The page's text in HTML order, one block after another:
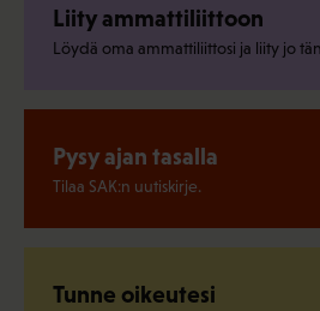
Liity ammattiliittoon
Löydä oma ammattiliittosi ja liity jo
Pysy ajan tasalla
Tilaa SAK:n uutiskirje.
Tunne oikeutesi